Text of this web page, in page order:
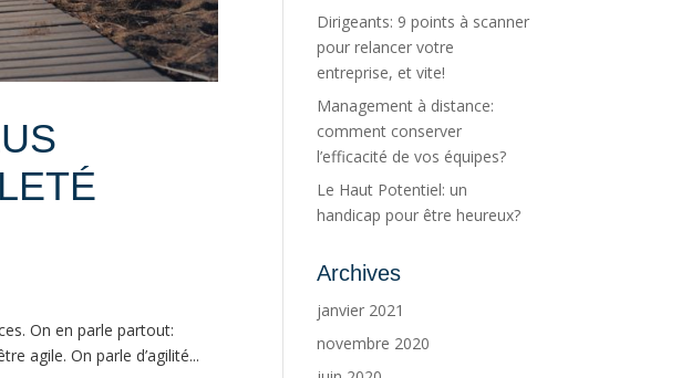
On en parle partout:
agile. On parle d’agilité...
Dirigeants: 9 points à scanner
pour relancer votre
entreprise, et vite!
Management à distance:
comment conserver
l’efficacité de vos équipes?
Le Haut Potentiel: un
handicap pour être heureux?
Archives
janvier 2021
novembre 2020